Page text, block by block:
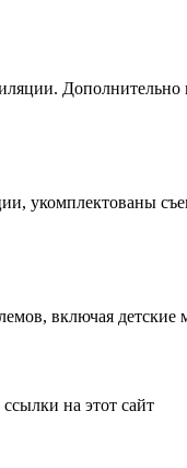
Дополнительно
укомплектованы
включая
на этот сайт